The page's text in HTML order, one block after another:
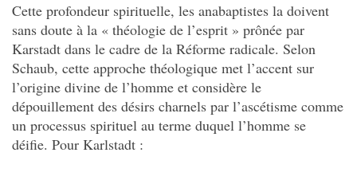
Cette profondeur spirituelle, les anabaptistes la doivent
sans doute à la « théologie de l’esprit » prônée par
Karstadt dans le cadre de la Réforme radicale. Selon
Schaub, cette approche théologique met l’accent sur
l’origine divine de l’homme et considère le
dépouillement des désirs charnels par l’ascétisme comme
un processus spirituel au terme duquel l’homme se
déifie. Pour Karlstadt :